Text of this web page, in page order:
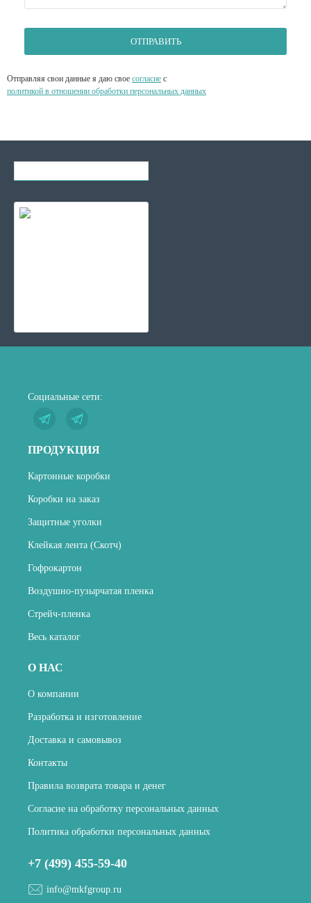
ОТПРАВИТЬ
Отправляя свои данные я даю свое согласие с
политикой в отношении обработки персональных данных
Социальные сети:
ПРОДУКЦИЯ
Картонные коробки
Коробки на заказ
Защитные уголки
Клейкая лента (Скотч)
Гофрокартон
Воздушно-пузырчатая пленка
Стрейч-пленка
Весь каталог
О НАС
О компании
Разработка и изготовление
Доставка и самовывоз
Контакты
Правила возврата товара и денег
Согласие на обработку персональных данных
Политика обработки персональных данных
+7 (499) 455-59-40
info@mkfgroup.ru